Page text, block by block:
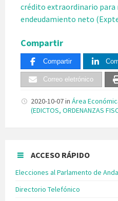
crédito extraordinario para
endeudamiento neto
Compartir
Compartir
Correo eletrónico
2020-10-07in Área
(EDICTOS, ORDENANZAS
ACCESO RÁPIDO
Elecciones al Parlamento de
Directorio Telefónico